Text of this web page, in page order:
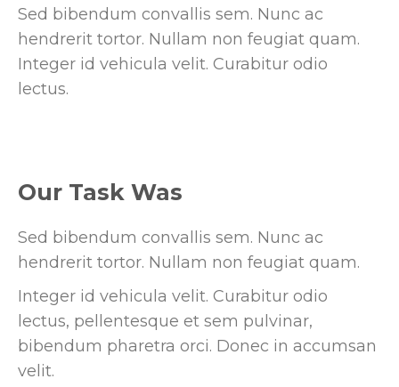
Sed bibendum convallis sem. Nunc ac
hendrerit tortor. Nullam non feugiat quam.
Integer id vehicula velit. Curabitur odio
lectus.
Our Task Was
Sed bibendum convallis sem. Nunc ac
hendrerit tortor. Nullam non feugiat quam.
Integer id vehicula velit. Curabitur odio
lectus, pellentesque et sem pulvinar,
bibendum pharetra orci. Donec in accumsan
velit.